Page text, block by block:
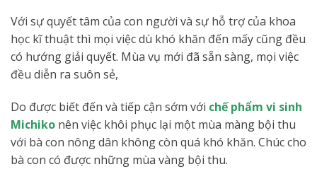
Với sự quyết tâm của con người và sự hỗ trợ của khoa
học kĩ thuật thì mọi việc dù khó khăn đến mấy cũng đều
có hướng giải quyết. Mùa vụ mới đã sẵn sàng, mọi việc
đều diễn ra suôn sẻ,
Do được biết đến và tiếp cận sớm với chế phẩm vi sinh
Michiko nên việc khôi phục lại một mùa màng bội thu
với bà con nông dân không còn quá khó khăn. Chúc cho
bà con có được những mùa vàng bội thu.